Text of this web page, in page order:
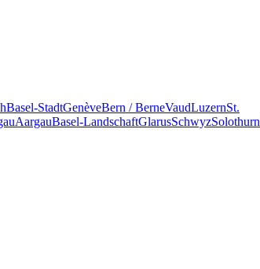
Basel-StadtGenèveBern / BerneVaudLuzernSt.
AargauBasel-LandschaftGlarusSchwyzSolothurn